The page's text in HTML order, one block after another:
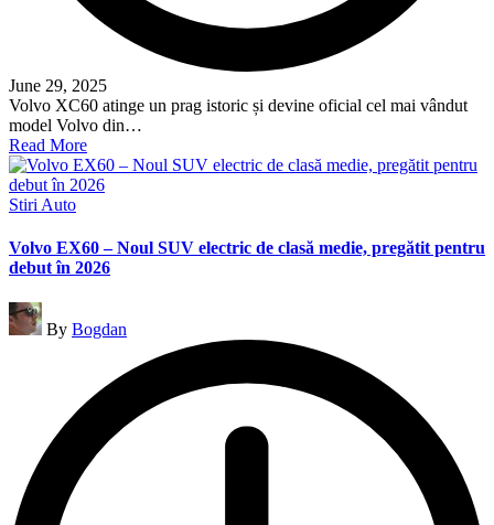
June 29, 2025
Volvo XC60 atinge un prag istoric și devine oficial cel mai vândut
model Volvo din…
Read More
Posted
Stiri Auto
Volvo EX60 – Noul SUV electric de clasă medie, pregătit pentru
debut în 2026
Posted
by
By Bogdan